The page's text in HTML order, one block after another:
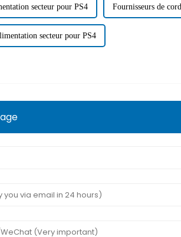
secteur pour PS4 Fournisseurs de
secteur pour PS4